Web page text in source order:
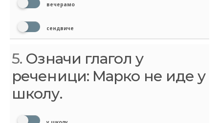
вечерамо
сендвиче
5. Означи глагол у
реченици: Марко не иде у
школу.